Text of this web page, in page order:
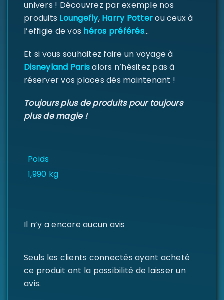
univers ! Découvrez par exemple nos
produits Loungefly,Harry Potterou ceux à
l’effigie de vos héros préférés…
Et si vous souhaitez faire un voyage à
Disneyland Parisalors n’hésitez pas à
réserver vos places dès maintenant !
Toujours plus de produits pour toujours
plus de magie !
Poids
1,990 kg
Il n’y a encore aucun avis
Seuls les clients connectés ayant acheté
ce produit ont la possibilité de laisser un
avis.